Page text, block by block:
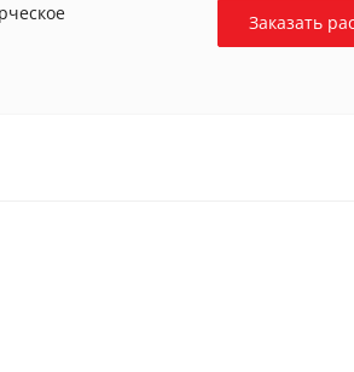
Заказать